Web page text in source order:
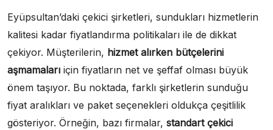
Eyüpsultan’daki çekici şirketleri, sundukları hizmetlerin
kalitesi kadar fiyatlandırma politikaları ile de dikkat
çekiyor. Müşterilerin, hizmet alırken bütçelerini
aşmamaları için fiyatların net ve şeffaf olması büyük
önem taşıyor. Bu noktada, farklı şirketlerin sunduğu
fiyat aralıkları ve paket seçenekleri oldukça çeşitlilik
gösteriyor. Örneğin, bazı firmalar, standart çekici